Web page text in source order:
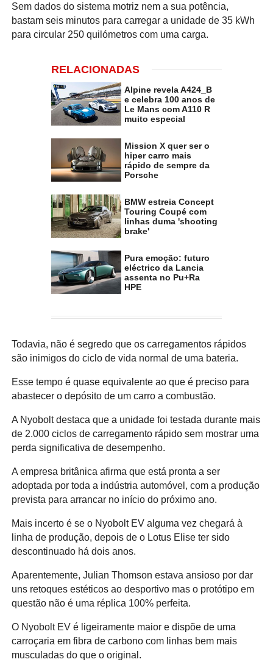
Sem dados do sistema motriz nem a sua potência,
bastam seis minutos para carregar a unidade de 35 kWh
para circular 250 quilómetros com uma carga.
RELACIONADAS
Alpine revela A424_Β
e celebra 100 anos de
Le Mans com A110 R
muito especial
Mission X quer ser o
hiper carro mais
rápido de sempre da
Porsche
BMW estreia Concept
Touring Coupé com
linhas duma 'shooting
brake'
Pura emoção: futuro
eléctrico da Lancia
assenta no Pu+Ra
HPE
Todavia, não é segredo que os carregamentos rápidos
são inimigos do ciclo de vida normal de uma bateria.
Esse tempo é quase equivalente ao que é preciso para
abastecer o depósito de um carro a combustão.
A Nyobolt destaca que a unidade foi testada durante mais
de 2.000 ciclos de carregamento rápido sem mostrar uma
perda significativa de desempenho.
A empresa britânica afirma que está pronta a ser
adoptada por toda a indústria automóvel, com a produção
prevista para arrancar no início do próximo ano.
Mais incerto é se o Nyobolt EV alguma vez chegará à
linha de produção, depois de o Lotus Elise ter sido
descontinuado há dois anos.
Aparentemente, Julian Thomson estava ansioso por dar
uns retoques estéticos ao desportivo mas o protótipo em
questão não é uma réplica 100% perfeita.
O Nyobolt EV é ligeiramente maior e dispõe de uma
carroçaria em fibra de carbono com linhas bem mais
musculadas do que o original.